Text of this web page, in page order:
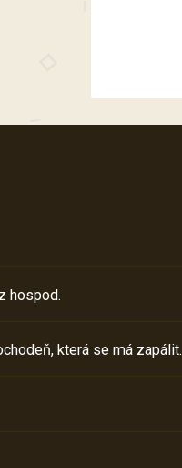
hospod.
která se má zapálit.